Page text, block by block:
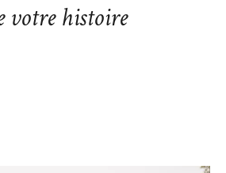
votre histoire